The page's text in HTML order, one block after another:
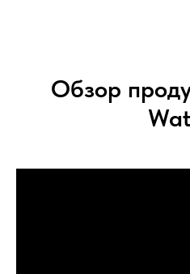
Обзор